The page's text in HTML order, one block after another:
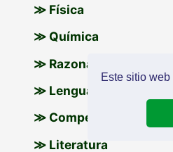
Este sitio
≫ Física
≫ Química
≫ Razonamiento Verbal
≫ Lenguaje y
≫ Competencia
≫ Literatura